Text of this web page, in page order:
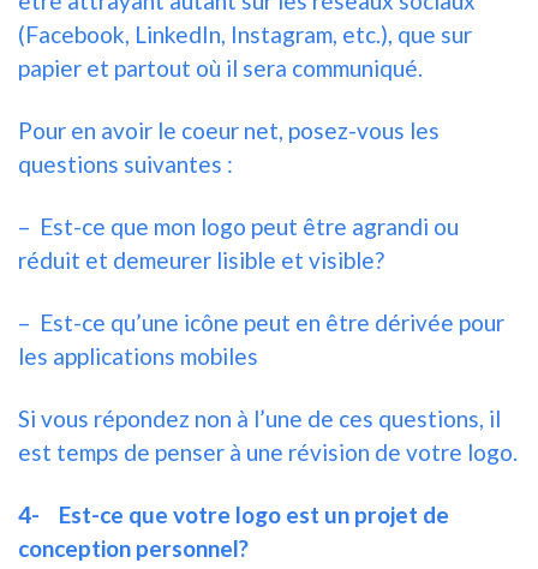
(Facebook, LinkedIn, Instagram, etc.), que sur
papier et partout où il sera communiqué.
Pour en avoir le coeur net, posez-vous les
questions suivantes :
– Est-ce que mon logo peut être agrandi ou
réduit et demeurer lisible et visible?
– Est-ce qu’une icône peut en être dérivée pour
les applications mobiles
Si vous répondez non à l’une de ces questions, il
est temps de penser à une révision de votre logo.
4-
Est-ce que votre logo est un projet de
conception personnel?